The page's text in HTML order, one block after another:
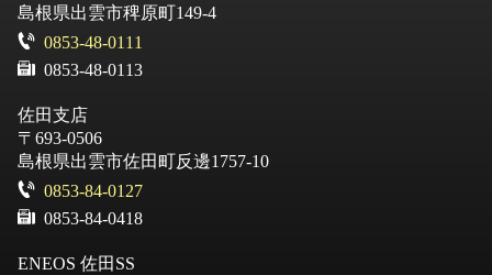
島根県出雲市稗原町149-4
0853-48-0111
0853-48-0113
佐田支店
〒693-0506
島根県出雲市佐田町反邊1757-10
0853-84-0127
0853-84-0418
ENEOS 佐田SS